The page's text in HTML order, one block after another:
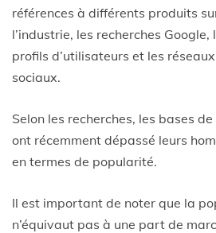
références à différents produits
l’industrie, les recherches Google,
profils d’utilisateurs et les
sociaux.
Selon les recherches, les bases
ont récemment dépassé leurs
en termes de popularité.
Il est important de noter que la
n’équivaut pas à une part de